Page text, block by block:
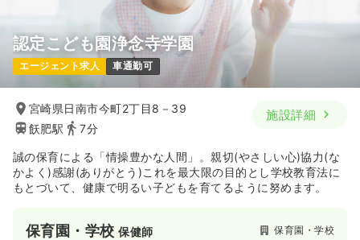
認定こども園浄念寺学園
エージェント求人 車通勤可
宮崎県日南市今町2丁目8－39
飫肥駅
7分
施設詳細
誠の保育による「情操豊かな人間」。親切(やさしい心)協力(な
かよく)感謝(ありがとう)これを最大限の目的とし学校教育法に
もとづいて、健康で明るい子どもを育てるように努めます。
保育園・学校保健師 保育園・学校